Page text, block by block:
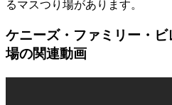
るマスつり場があります。
ケニーズ・ファミリー・
場の関連動画